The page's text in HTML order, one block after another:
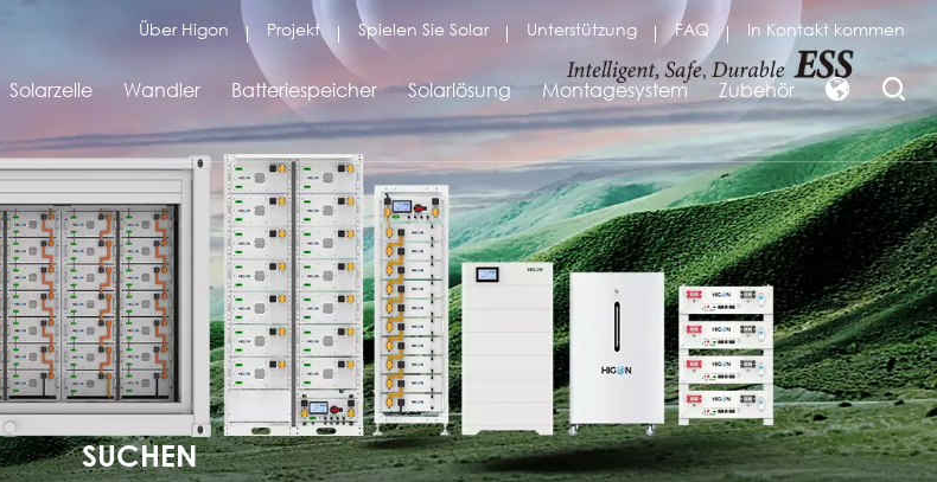
Über Higon Projekt Spielen Sie Solar Unterstützung FAQ In Kontakt kommen
Solarzelle Wandler Batteriespeicher Solarlösung Montagesystem Zubehör
SUCHEN